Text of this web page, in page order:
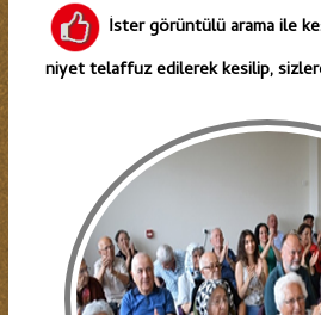
İster görüntülü arama ile
niyet telaffuz edilerek kesilip,